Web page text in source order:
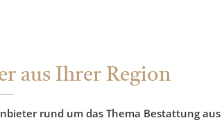
aus Ihrer Region
rund um das Thema Bestattung